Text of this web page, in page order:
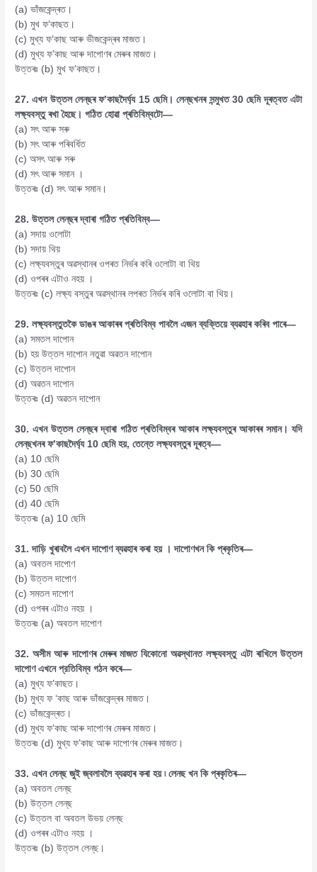
(a) ভাঁজকেন্দ্ৰত।
(b) মুখ ফ’কাছত।
(c) মুখ্য ফ’কাছ আৰু ভীজকেন্দ্ৰৰ মাজত।
(d) মুখ্য ফ’কাছ আৰু দাপোণৰ মেৰুৰ মাজত।
উত্তৰঃ (b) মুখ ফ’কাছত।
27. এখন উত্তল লেন্‌ছৰ ফ’কাছদৈৰ্ঘ্য 15 ছেমি। লেন্‌ছখনৰ সন্মুখত 30 ছেমি দূৰত্বত এটা
লক্ষ্যবস্তু ৰখা হৈছে। গঠিত হোৱা প্ৰতিবিম্বটো—
(a) সৎ আৰু সৰু
(b) সৎ আৰু পৰিবৰ্ধিত
(c) অসৎ আৰু সৰু
(d) সৎ আৰু সমান ।
উত্তৰঃ (d) সৎ আৰু সমান।
28. উত্তল লেন্‌ছৰ দ্বাৰা গঠিত প্ৰতিবিম্ব—
(a) সদায় ওলোটা
(b) সদায় থিয়
(c) লক্ষ্যবস্তুৰ অৱস্থানৰ ওপৰত নিৰ্ভৰ কৰি ওলোটা বা থিয়
(d) ওপৰৰ এটাও নহয় ।
উত্তৰঃ (c) লক্ষ্য বস্তুৰ অৱস্থানৰ লপৰত নিৰ্ভৰ কৰি ওলোটা বা থিয়।
29. লক্ষ্যবস্তুতকৈ ডাঙৰ আকাৰৰ প্ৰতিবিম্ব পাবলৈ এজন ব্যক্তিয়ে ব্যৱহাৰ কৰিব পাৰে—
(a) সমতল দাপোন
(b) হয় উত্তল দাপোন নতুৱা অৱতন দাপোন
(c) উত্তল দাপোন
(d) অৱতন দাপোন
উত্তৰঃ (d) অৱতন দাপোন
30. এখন উত্তল লেন্‌ছৰ দ্বাৰা গঠিত প্ৰতিবিম্বৰ আকাৰ লক্ষ্যবস্তুৰ আকাৰৰ সমান। যদি
লেন্‌ছখনৰ ফ’কাছদৈর্ঘ্য 10 ছেমি হয়, তেন্তে লক্ষ্যবস্তুৰ দূৰত্ব—
(a) 10 ছেমি
(b) 30 ছেমি
(c) 50 ছেমি
(d) 40 ছেমি
উত্তৰঃ (a) 10 ছেমি
31. দাড়ি খুৰাবলৈ এখন দাপোণ ব্যৱহাৰ কৰা হয় । দাপোণখন কি প্ৰকৃতিৰ—
(a) অবতল দাপোণ
(b) উত্তল দাপোণ
(c) সমতল দাপোণ
(d) ওপৰৰ এটাও নহয় ।
উত্তৰঃ (a) অবতল দাপোণ
32. অসীম আৰু দাপোণৰ মেৰুৰ মাজত যিকোনো অৱস্থানত লক্ষ্যবস্তু এটা ৰাখিলে উত্তল
দাপোণ এখনে প্রতিবিম্ব গঠন কৰে—
(a) মুখ্য ফ’কাছত।
(b) মুখ্য ফ ‘কাছ আৰু ভাঁজকেন্দ্ৰৰ মাজত।
(c) ভাঁজকেন্দ্ৰত।
(d) মুখ্য ফ’কাছ আৰু দাপোণৰ মেৰুৰ মাজত।
উত্তৰঃ (d) মুখ্য ফ’কাছ আৰু দাপোণৰ মেৰুৰ মাজত।
33. এখন লেন্‌ছ জুই জ্বলাবলৈ ব্যৱহাৰ কৰা হয় ৷ লেনছ খন কি প্ৰকৃতিৰ—
(a) অবতল লেন্‌ছ
(b) উত্তল লেন্‌ছ
(c) উত্তল বা অবতল উভয় লেন্‌ছ
(d) ওপৰৰ এটাও নহয় ।
উত্তৰঃ (b) উত্তল লেন্‌ছ।